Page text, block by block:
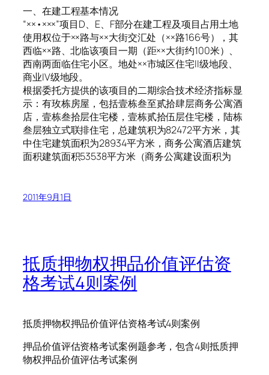
一、在建工程基本情况
“××•×××”项目D、E、F部分在建工程及项目占用土地
使用权位于××路与××大街交汇处（××路166号），其
西临××路、北临该项目一期（距××大街约100米）、
西南两面临住宅小区。地处××市城区住宅II级地段、
商业IV级地段。
根据委托方提供的该项目的二期综合技术经济指标显
示：有玫栋房屋，包括壹栋叁至贰拾肆层商务公寓酒
店，壹栋叁拾层住宅楼，壹栋贰拾伍层住宅楼，陆栋
叁层独立式联排住宅，总建筑积为82472平方米，其
中住宅建筑面积为28934平方米，商务公寓酒店建筑
面积建筑面积53538平方米（商务公寓建设面积为
2011年9月1日
抵质押物权押品价值评估资
格考试4则案例
抵质押物权押品价值评估资格考试4则案例
押品价值评估资格考试案例题参考，包含4则抵质押
物权押品价值评估考试案例